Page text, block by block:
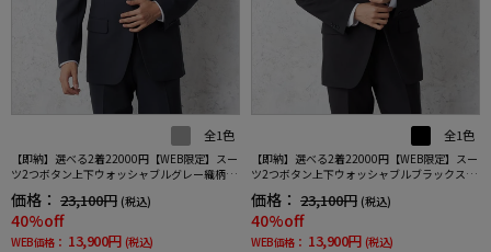
全1色
【即納】選べる2着22000円【WEB限定】スー
ツ2つボタン上下ウォッシャブルグレー織柄無
価格： 23,100円 (税込)
40%off
WEB価格： 13,900円 (税込)
全1色
【即納】選べる2着22000円【WEB限定】スー
ツ2つボタン上下ウォッシャブルブラックスト
価格： 23,100円 (税込)
40%off
WEB価格： 13,900円 (税込)